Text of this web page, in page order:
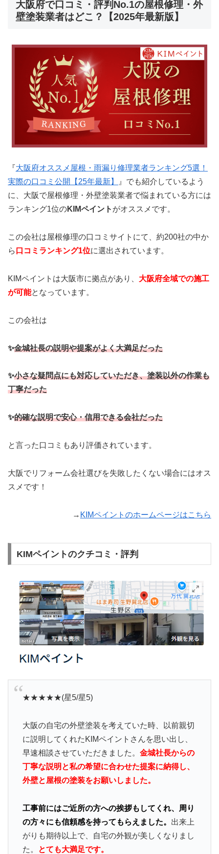
大阪府で口コミ・評判No.1の屋根修理・外
壁塗装業者はどこ？【2025年最新版】
『大阪府オススメ屋根・雨漏り修理業者ランキング5選！
実際の口コミ公開【25年最新】
』でも紹介しているよう
に、大阪で屋根修理・外壁塗装業者で悩まれている方には
ランキング1位のKIMペイント がオススメです。
この会社は屋根修理の口コミサイトにて、約200社の中か
ら 口コミランキング1位に選出されています。
KIMペイントは大阪市に拠点があり、 大阪府全域での施工
が可能となっています。
この会社は
✨金城社長の説明や提案がよく大満足だった
✨小さな疑問点にも対応していただき、塗装以外の作業も
丁寧だった
✨的確な説明で安心・信用できる会社だった
と言った口コミもあり評価されています。
大阪でリフォーム会社選びを失敗したくない場合にはオス
スメです！
→ KIMペイントのホームページはこちら
KIMペイントのクチコミ・評判
★★★★★(星5/星5)
大阪の自宅の外壁塗装を考えていた時、以前親切
に説明してくれたKIMペイントさんを思い出し、
早速相談させていただきました。 金城社長からの
丁寧な説明と私の希望に合わせた提案に納得し、
外壁と屋根の塗装をお願いしました。
工事前にはご近所の方への挨拶もしてくれ、周り
の方々にも信頼感を持ってもらえました。 出来上
がりも期待以上で、自宅の外観が美しくなりまし
た。
とても大満足です。